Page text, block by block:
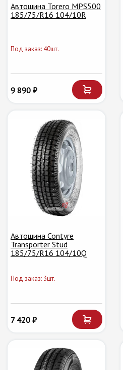
Автошина Torero MPS500
185/75/R16 104/10R
Под заказ: 40шт.
9 890 ₽
Автошина Contyre
Transporter Stud
185/75/R16 104/10Q
Под заказ: 3шт.
7 420 ₽